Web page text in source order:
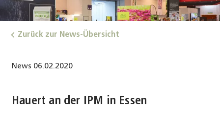
Zurück zur News-Übersicht
News 06.02.2020
Hauert an der IPM in Essen